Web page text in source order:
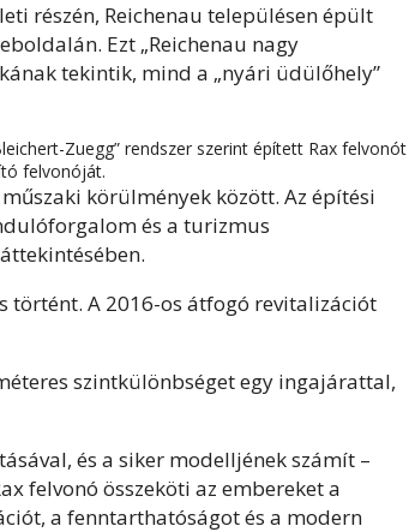
részén, Reichenau településen épült
Ezt „Reichenau nagy
tekintik, mind a „nyári üdülőhely”
Zuegg” rendszer szerint épített Rax felvonót
felvonóját.
körülmények között. Az építési
és a turizmus
történt. A 2016-os átfogó revitalizációt
szintkülönbséget egy ingajárattal,
és a siker modelljének számít –
felvonó összeköti az embereket a
a fenntarthatóságot és a modern